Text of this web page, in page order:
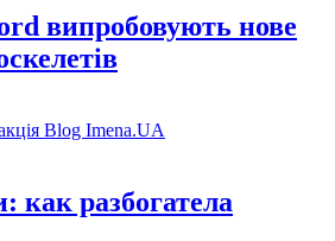
випробовують нове
Blog Imena.UA
как разбогатела